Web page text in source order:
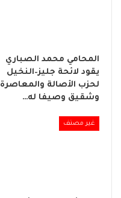
المحامي محمد الصباري
يقود لائحة جليز–النخيل
لحزب الأصالة والمعاصرة
وشقيق وصيفا له…
غير مصنف